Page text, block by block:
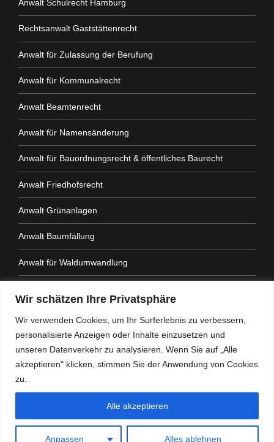
Wir schätzen Ihre Privatsphäre
Wir verwenden Cookies, um Ihr Surferlebnis zu verbessern,
personalisierte Anzeigen oder Inhalte einzusetzen und
unseren Datenverkehr zu analysieren. Wenn Sie auf „Alle
akzeptieren" klicken, stimmen Sie der Anwendung von Cookies
zu.
Anpassen Alles ablehnen
Alle akzeptieren
Anwalt Schulrecht Hamburg
Rechtsanwalt Gaststättenrecht
Anwalt für Zulassung der Berufung
Anwalt für Kommunalrecht
Anwalt Beamtenrecht
Anwalt für Namensänderung
Anwalt für Bauordnungsrecht & öffentliches Baurecht
Anwalt Friedhofsrecht
Anwalt Grünanlagen
Anwalt Baumfällung
Anwalt für Waldumwandlung
Anwalt Amtshaftung
Heidemann Partner - Kanzlei mit Schwerpunkt